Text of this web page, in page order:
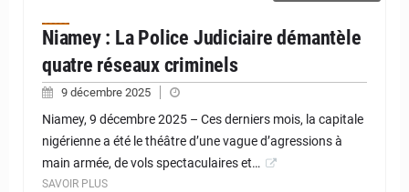
Niamey : La Police Judiciaire démantèle
quatre réseaux criminels
9 décembre 2025
Niamey, 9 décembre 2025 – Ces derniers mois, la capitale
nigérienne a été le théâtre d’une vague d’agressions à
main armée, de vols spectaculaires et…
SAVOIR PLUS